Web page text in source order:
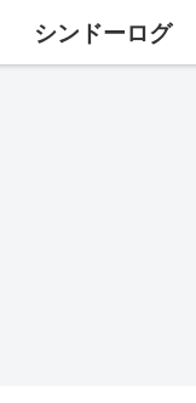
シンドーログ